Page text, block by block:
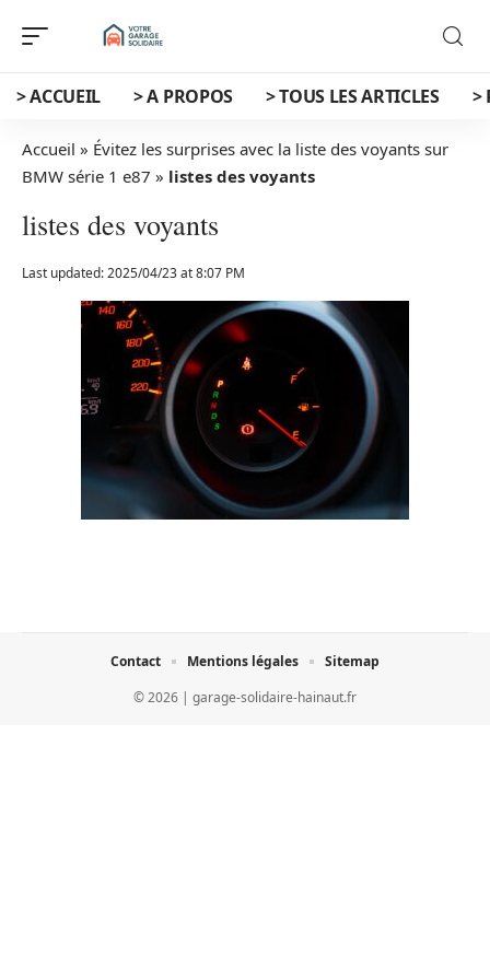
> ACCUEIL > A PROPOS > TOUS LES ARTICLES >
Accueil » Évitez les surprises avec la liste des voyants sur
BMW série 1 e87 » listes des voyants
listes des voyants
Last updated: 2025/04/23 at 8:07 PM
© 2026 | garage-solidaire-hainaut.fr
Contact Mentions légales Sitemap